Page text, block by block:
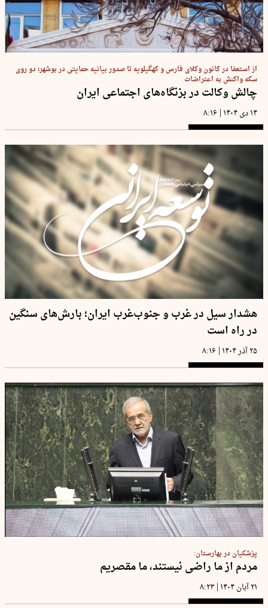
از استعفا در کانون وکلای فارس و کهگیلویه تا صدور بیانیه حمایتی در بوشهر؛ دو روی
سکه واکنش به اعتراضات
چالش وکالت در بزنگاه‌های اجتماعی ایران
۱۴ دی ۱۴۰۴ | ۸:۱۶
هشدار سیل در غرب و جنوب‌غرب ایران؛ بارش‌های سنگین
در راه است
۲۵ آذر ۱۴۰۴ | ۸:۱۶
پزشکیان در بهارستان:
مردم از ما راضی نیستند، ما مقصریم
۲۱ آبان ۱۴۰۴ | ۸:۲۳